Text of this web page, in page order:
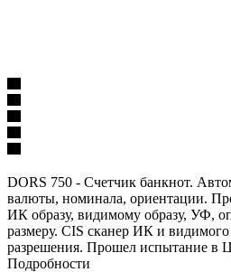
DORS 750 - Счетчик банкнот.
валюты, номинала, ориентации.
ИК образу, видимому образу, УФ,
размеру. CIS сканер ИК и видимого
разрешения. Прошел испытание в
Подробности